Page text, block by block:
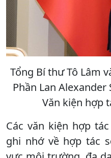
Tổng Bí thư Tô Lâm
Phần Lan
Văn kiện hợp
Các văn kiện hợp
ghi nhớ về hợp tác